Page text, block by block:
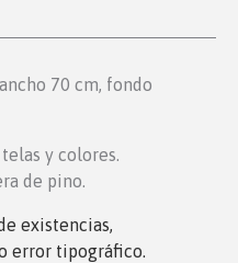
70 cm, fondo
y colores.
de pino.
existencias,
error tipográfico.